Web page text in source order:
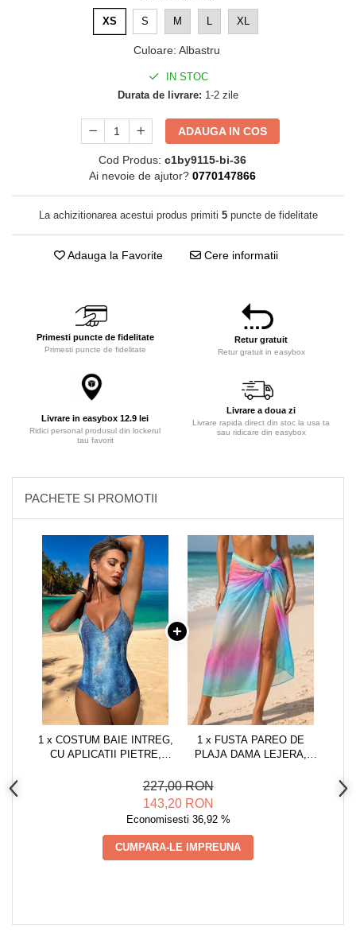
XS S M L XL
Culoare: Albastru
IN STOC
Durata de livrare: 1-2 zile
ADAUGA IN COS
Cod Produs: c1by9115-bi-36
Ai nevoie de ajutor? 0770147866
La achizitionarea acestui produs primiti 5puncte de fidelitate
Adauga la Favorite Cere informatii
Primesti puncte de fidelitate
Primesti puncte de fidelitate
Retur gratuit
Retur gratuit in easybox
Livrare in easybox 12.9 lei
Ridici personal produsul din lockerul
tau favorit
Livrare a doua zi
Livrare rapida direct din stoc la usa ta
sau ridicare din easybox
PACHETE SI PROMOTII
1 x COSTUM BAIE INTREG,
CU APLICATII PIETRE,
ALBASTRU INCHIS,
SUMMER SHINE
1 x FUSTA PAREO DE
PLAJA DAMA LEJERA,
ALBASTRU/ROZ, ONE SIZE,
227,00 RON
143,20 RON
Economisesti 36,92 %
CUMPARA-LE IMPREUNA